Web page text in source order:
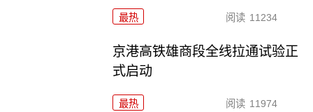
最热 阅读 11234
京港高铁雄商段全线拉通试验正
式启动
最热 阅读 11974